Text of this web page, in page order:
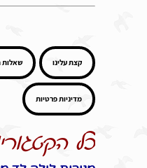
קצת עלינו שאלות
מדיניות פרטיות
כל